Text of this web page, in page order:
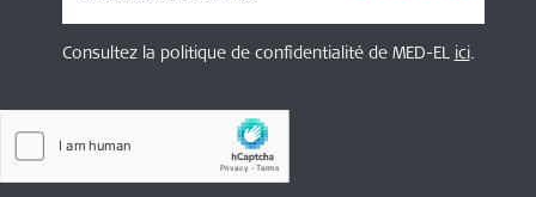
Consultez la politique de confidentialité de MED-EL ici.